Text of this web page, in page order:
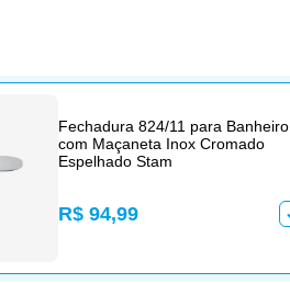
Fechadura 824/11 para Banheiro
com Maçaneta Inox Cromado
Espelhado Stam
R$ 94,99